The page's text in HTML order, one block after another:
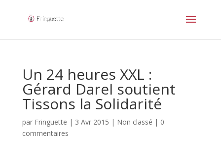
Un 24 heures XXL :
Gérard Darel soutient
Tissons la Solidarité
par Fringuette | 3 Avr 2015 | Non classé | 0
commentaires